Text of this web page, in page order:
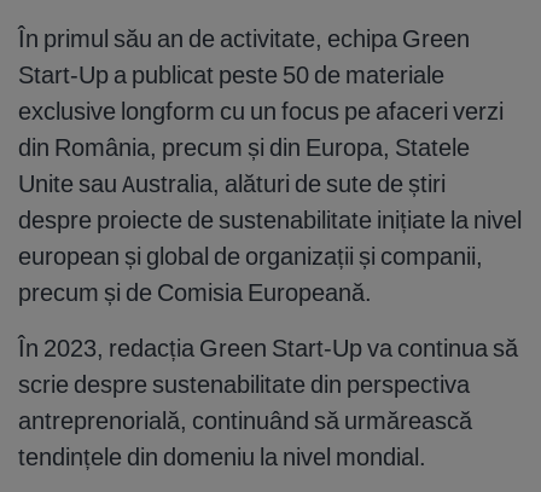
În primul său an de activitate, echipa Green
Start-Up a publicat peste 50 de materiale
exclusive longform cu un focus pe afaceri verzi
din România, precum și din Europa, Statele
Unite sau Australia, alături de sute de știri
despre proiecte de sustenabilitate inițiate la nivel
european și global de organizații și companii,
precum și de Comisia Europeană.
În 2023, redacția Green Start-Up va continua să
scrie despre sustenabilitate din perspectiva
antreprenorială, continuând să urmărească
tendințele din domeniu la nivel mondial.